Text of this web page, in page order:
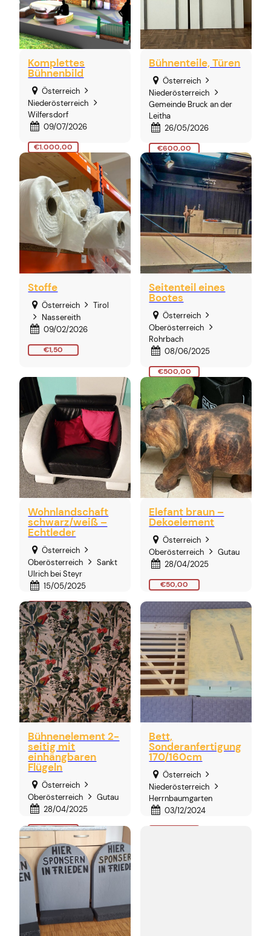
Komplettes
Bühnenbild
Österreich
Niederösterreich
Wilfersdorf
09/07/2026
€1.000,00
Bühnenteile, Türen
Österreich
Niederösterreich
Gemeinde Bruck an der
Leitha
26/05/2026
€600,00
Stoffe
Österreich
Tirol
Nassereith
09/02/2026
€1,50
Seitenteil eines
Bootes
Österreich
Oberösterreich
Rohrbach
08/06/2025
€500,00
Wohnlandschaft
schwarz/weiß –
Echtleder
Österreich
Oberösterreich
Sankt
Ulrich bei Steyr
15/05/2025
€50,00
Elefant braun –
Dekoelement
Österreich
Oberösterreich
Gutau
28/04/2025
€50,00
Bühnenelement 2-
seitig mit
einhängbaren
Flügeln
Österreich
Oberösterreich
Gutau
28/04/2025
€50,00
Bett,
Sonderanfertigung
170/160cm
Österreich
Niederösterreich
Herrnbaumgarten
03/12/2024